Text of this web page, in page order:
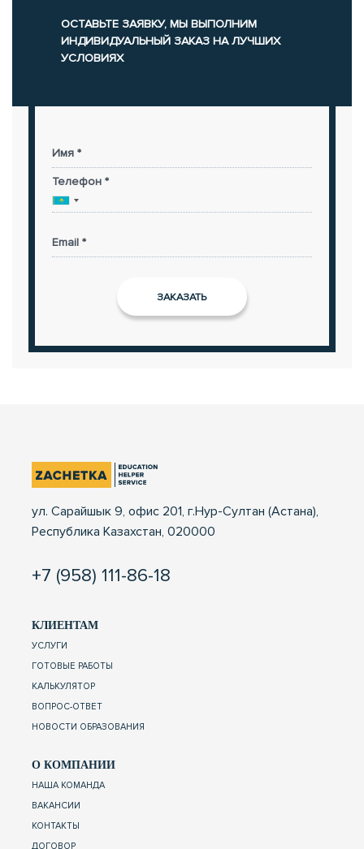
ОСТАВЬТЕ ЗАЯВКУ, МЫ ВЫПОЛНИМ
ИНДИВИДУАЛЬНЫЙ ЗАКАЗ НА ЛУЧШИХ
УСЛОВИЯХ
Имя *
Телефон *
Email *
ул. Сарайшык 9, офис 201, г.Нур-Султан (Астана),
Республика Казахстан, 020000
+7 (958) 111-86-18
КЛИЕНТАМ
УСЛУГИ
ГОТОВЫЕ РАБОТЫ
КАЛЬКУЛЯТОР
ВОПРОС-ОТВЕТ
НОВОСТИ ОБРАЗОВАНИЯ
О КОМПАНИИ
НАША КОМАНДА
ВАКАНСИИ
КОНТАКТЫ
ДОГОВОР